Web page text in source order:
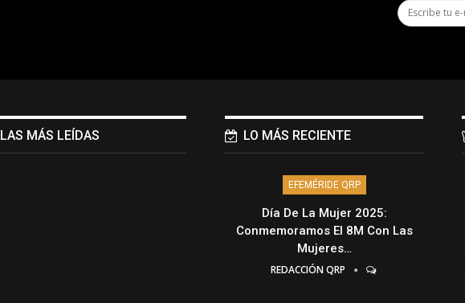
LAS MÁS LEÍDAS LO MÁS RECIENTE
EFEMÉRIDE QRP
Día De La Mujer 2025:
Conmemoramos El 8M Con Las
Mujeres…
REDACCIÓN QRP